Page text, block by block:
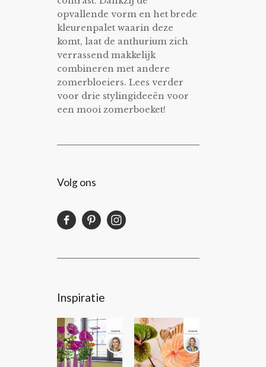
opvallende vorm en het brede
kleurenpalet waarin deze
komt, laat de anthurium zich
verrassend makkelijk
combineren met andere
zomerbloeiers. Lees verder
voor drie stylingideeën voor
een mooi zomerboeket!
Volg ons
Inspiratie